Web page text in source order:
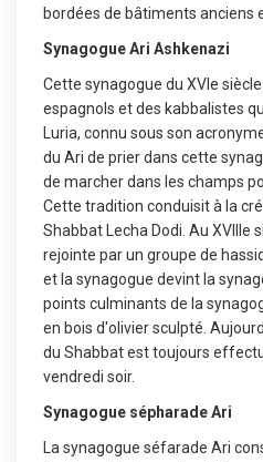
bordées de bâtiments anciens
Synagogue Ari Ashkenazi
Cette synagogue du XVIe
espagnols et des kabbalistes
Luria, connu sous son
du Ari de prier dans cette
de marcher dans les champs
Cette tradition conduisit à la
Shabbat Lecha Dodi. Au XVIIIe
rejointe par un groupe de
et la synagogue devint la
points culminants de la
en bois d'olivier sculpté.
du Shabbat est toujours
vendredi soir.
Synagogue sépharade Ari
La synagogue séfarade Ari